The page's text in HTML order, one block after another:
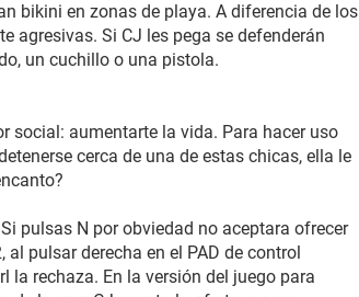
bikini en zonas de playa. A diferencia de los
agresivas. Si CJ les pega se defenderán
un cuchillo o una pistola.
social: aumentarte la vida. Para hacer uso
cerca de una de estas chicas, ella le
pulsas N por obviedad no aceptara ofrecer
pulsar derecha en el PAD de control
la rechaza. En la versión del juego para